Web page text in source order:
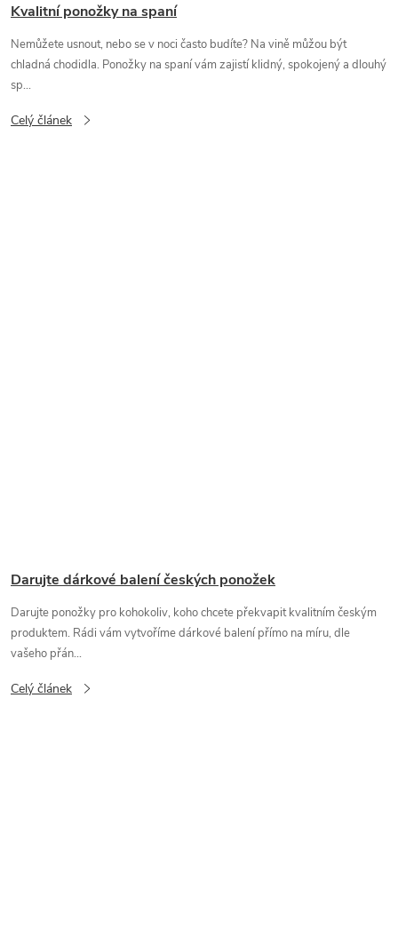
Kvalitní ponožky na spaní
Nemůžete usnout, nebo se v noci často budíte? Na vině můžou být
chladná chodidla. Ponožky na spaní vám zajistí klidný, spokojený a dlouhý
sp...
Celý článek
Darujte dárkové balení českých ponožek
Darujte ponožky pro kohokoliv, koho chcete překvapit kvalitním českým
produktem. Rádi vám vytvoříme dárkové balení přímo na míru, dle
vašeho přán...
Celý článek